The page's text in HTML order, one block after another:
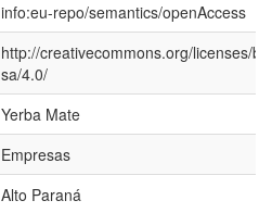
info:eu-repo/semantics/openAccess
http://creativecommons.org/licenses/
sa/4.0/
Yerba Mate
Empresas
Alto Paraná